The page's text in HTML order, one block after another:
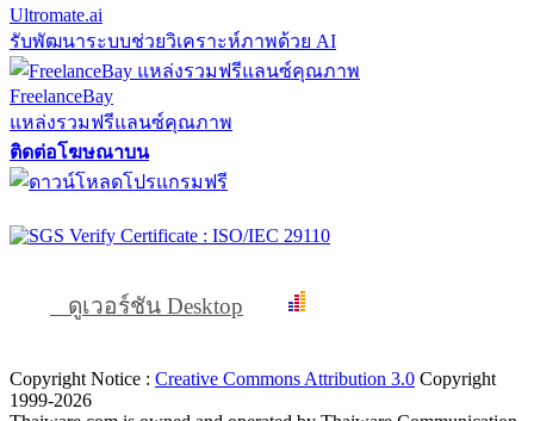
Ultromate.ai
รับพัฒนาระบบช่วยวิเคราะห์ภาพด้วย AI
FreelanceBay
แหล่งรวมฟรีแลนซ์คุณภาพ
ติดต่อโฆษณาบน
ดูเวอร์ชัน Desktop
Copyright Notice : Creative Commons Attribution 3.0 Copyright
1999-2026